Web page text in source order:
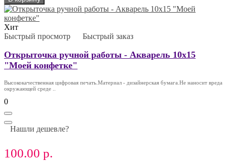
Хит
Быстрый просмотр
Быстрый заказ
Открыточка ручной работы - Акварель 10х15
"Моей конфетке"
Высококачественная цифровая печать.Материал - дизайнерская бумага.Не наносит вреда
окружающей среде ..
0
Нашли дешевле?
100.00 р.